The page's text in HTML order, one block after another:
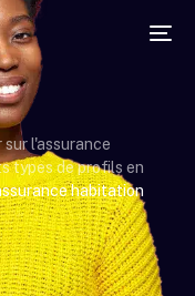
sur l'assurance
types de profils en
habitation